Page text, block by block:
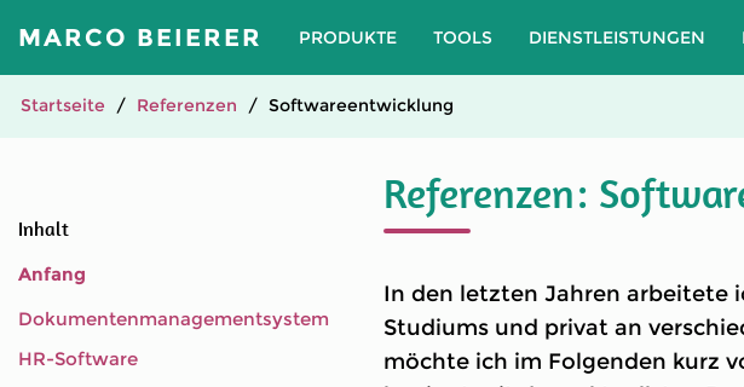
MARCO BEIERER PRODUKTE TOOLS DIENSTLEISTUNGEN
Startseite Referenzen Softwareentwicklung
Inhalt
Anfang
Dokumentenmanagementsystem
HR-Software
Referenzen:
In den letzten Jahren arbeitete
Studiums und privat an
möchte ich im Folgenden kurz